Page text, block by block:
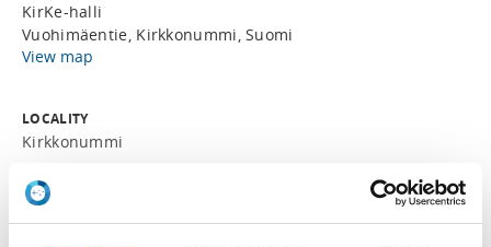
KirKe-halli
Vuohimäentie, Kirkkonummi, Suomi
View map
LOCALITY
Kirkkonummi
SPORTS
Agility